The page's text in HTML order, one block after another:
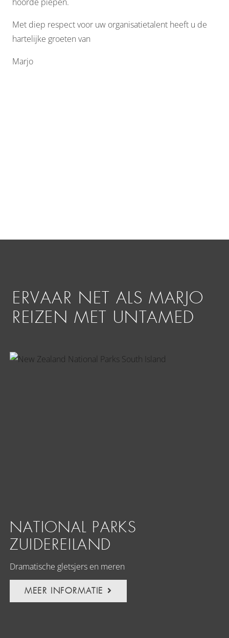
Met diep respect voor uw organisatietalent heeft u de
hartelijke groeten van
Marjo
ERVAAR NET ALS MARJO
REIZEN MET UNTAMED
NATIONAL PARKS
ZUIDEREILAND
Dramatische gletsjers en meren
MEER INFORMATIE